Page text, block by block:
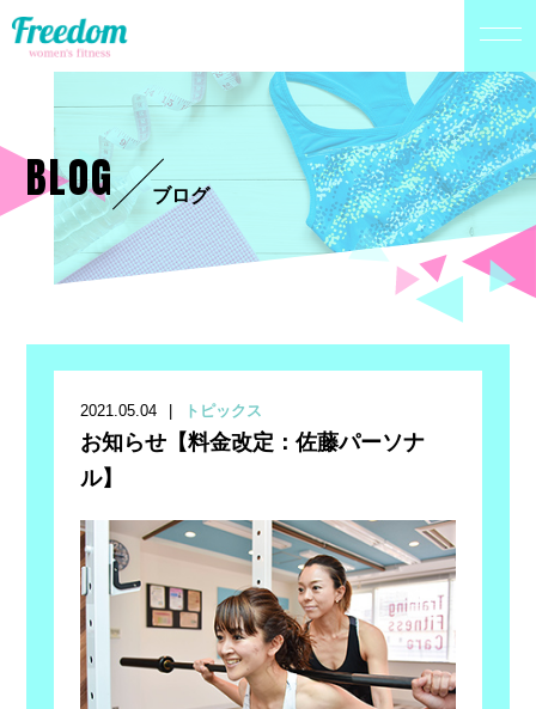
BLOG ブログ
2021.05.04 トピックス
お知らせ【料金改定：佐藤パーソナ
ル】